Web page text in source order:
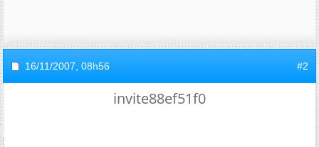
16/11/2007, 08h56 #2
invite88ef51f0